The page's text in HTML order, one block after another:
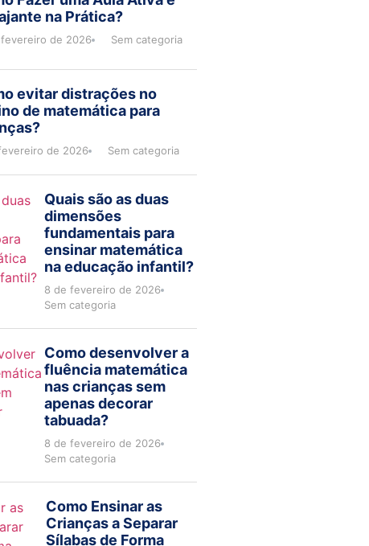
na Prática?
fevereiro de 2026 Sem categoria
evitar distrações no
de matemática para
de 2026 Sem categoria
Quais são as duas
dimensões
fundamentais para
ensinar matemática
na educação infantil?
8 de fevereiro de 2026
Sem categoria
Como desenvolver a
fluência matemática
nas crianças sem
apenas decorar
tabuada?
8 de fevereiro de 2026
Sem categoria
Como Ensinar as
Crianças a Separar
Sílabas de Forma